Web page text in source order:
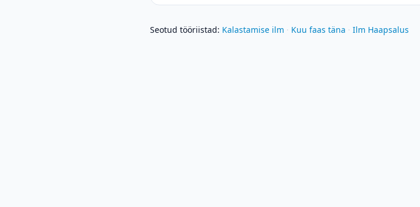
Seotud tööriistad: Kalastamise ilm · Kuu faas täna · Ilm Haapsalus